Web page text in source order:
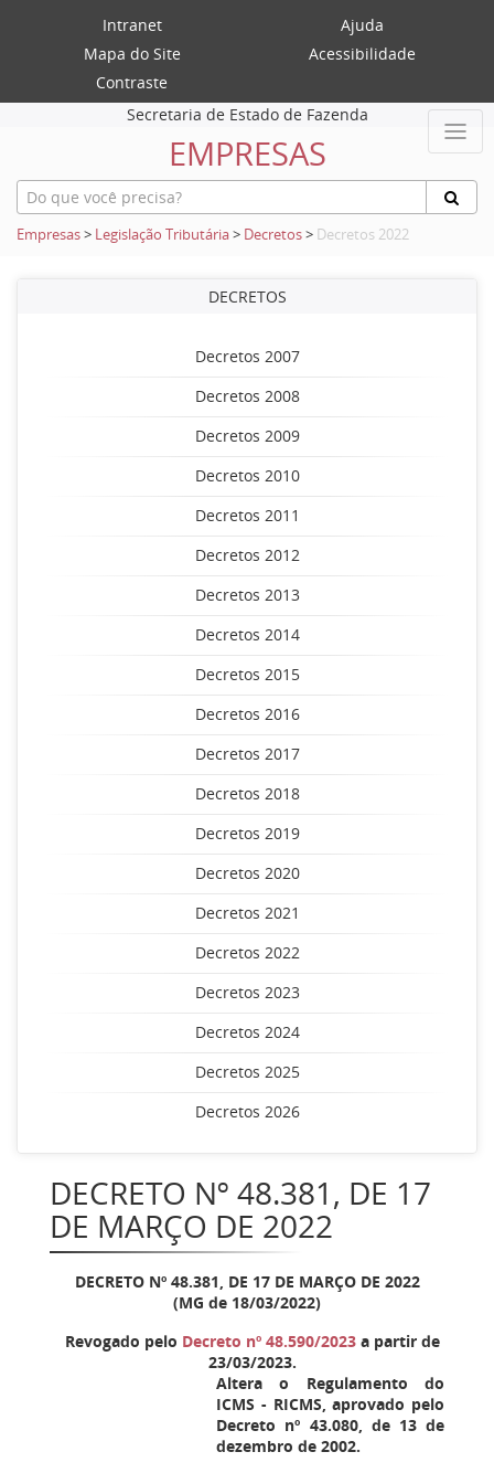
Intranet
Ajuda
Mapa do Site
Acessibilidade
Contraste
Secretaria de Estado de Fazenda
EMPRESAS
Empresas> Legislação Tributária> Decretos> Decretos 2022
DECRETOS
Decretos 2007
Decretos 2008
Decretos 2009
Decretos 2010
Decretos 2011
Decretos 2012
Decretos 2013
Decretos 2014
Decretos 2015
Decretos 2016
Decretos 2017
Decretos 2018
Decretos 2019
Decretos 2020
Decretos 2021
Decretos 2022
Decretos 2023
Decretos 2024
Decretos 2025
Decretos 2026
DECRETO Nº 48.381, DE 17
DE MARÇO DE 2022
DECRETO Nº 48.381, DE 17 DE MARÇO DE 2022
(MG de 18/03/2022)
Revogado pelo Decreto nº 48.590/2023a partir de
23/03/2023.
Altera o Regulamento do
ICMS - RICMS, aprovado pelo
Decreto nº 43.080, de 13 de
dezembro de 2002.